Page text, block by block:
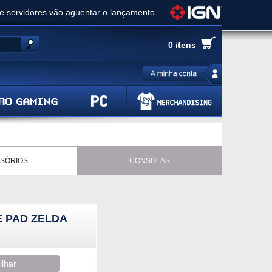
servidores vão aguentar o lançamento
cópias e vai receber novo conteúdo
Ghost of Yotei - Análise
Gear Solid Delta: Snake Eater - Análise
anuncia livestream para o Fallout Day
0 itens
CONSOLAS
PAD ZELDA